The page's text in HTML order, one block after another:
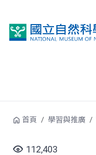
首頁 學習與推廣
112,403